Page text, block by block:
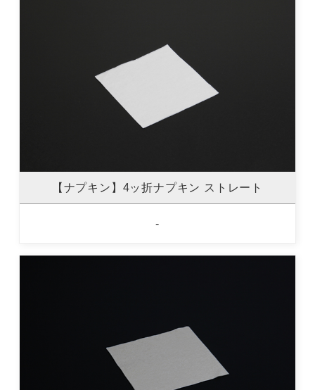
【ナプキン】4ッ折ナプキン ストレート
-